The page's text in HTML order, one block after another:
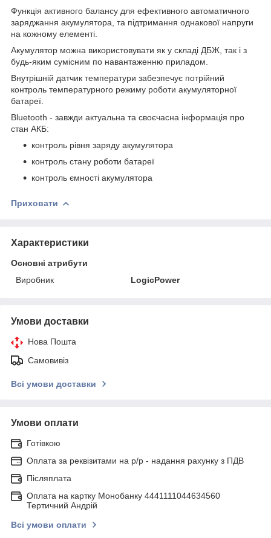
Функція активного балансу для ефективного автоматичного
заряджання акумулятора, та підтримання однакової напруги
на кожному елементі.
Акумулятор можна використовувати як у складі ДБЖ, так і з
будь-яким сумісним по навантаженню приладом.
Внутрішній датчик температури забезпечує потрійний
контроль температурного режиму роботи акумуляторної
батареї.
Bluetooth - завжди актуальна та своєчасна інформація про
стан АКБ:
контроль рівня заряду акумулятора
контроль стану роботи батареї
контроль ємності акумулятора
Приховати
Характеристики
Основні атрибути
Виробник
LogicPower
Умови доставки
Нова Пошта
Самовивіз
Всі умови доставки
Умови оплати
Готівкою
Оплата за реквізитами на р/р - надання рахунку з ПДВ
Післяплата
Оплата на картку Монобанку 4441111044634560
Тертичний Андрій
Всі умови оплати